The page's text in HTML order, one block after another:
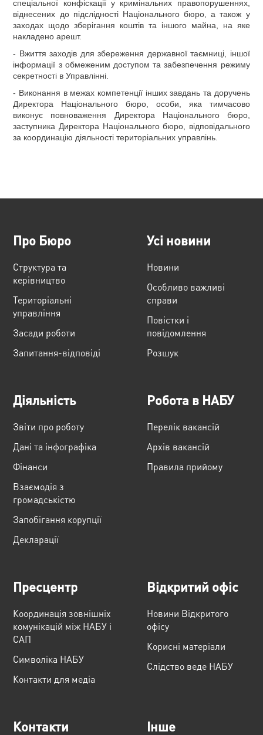
спеціальної конфіскації у кримінальних правопорушеннях,
віднесених до підслідності Національного бюро, а також у
заходах щодо зберігання коштів та іншого майна, на яке
накладено арешт.
- Вжиття заходів для збереження державної таємниці, іншої
інформації з обмеженим доступом та забезпечення режиму
секретності в Управлінні.
- Виконання в межах компетенції інших завдань та доручень
Директора Національного бюро, особи, яка тимчасово
виконує повноваження Директора Національного бюро,
заступника Директора Національного бюро, відповідального
за координацію діяльності територіальних управлінь.
Про Бюро
Структура та
керівництво
Територіальні
управління
Засади роботи
Запитання-відповіді
Усі новини
Новини
Особливо важливі
справи
Повістки і
повідомлення
Розшук
Діяльність
Звіти про роботу
Дані та інфографіка
Фінанси
Взаємодія з
громадськістю
Запобігання корупції
Декларації
Робота в НАБУ
Перелік вакансій
Архів вакансій
Правила прийому
Пресцентр
Координація зовнішніх
комунікацій між НАБУ і
САП
Cимволіка НАБУ
Контакти для медіа
Відкритий офіс
Новини Відкритого
офісу
Корисні матеріали
Слідство веде НАБУ
Контакти Інше